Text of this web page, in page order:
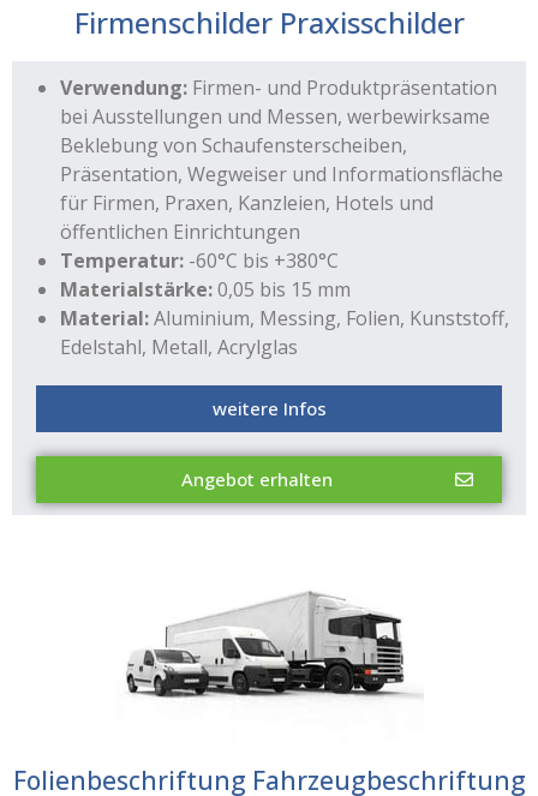
Firmenschilder Praxisschilder
Verwendung: Firmen- und Produktpräsentation
bei Ausstellungen und Messen, werbewirksame
Beklebung von Schaufensterscheiben,
Präsentation, Wegweiser und Informationsfläche
für Firmen, Praxen, Kanzleien, Hotels und
öffentlichen Einrichtungen
Temperatur: -60°C bis +380°C
Materialstärke:0,05 bis 15 mm
Material:Aluminium, Messing, Folien, Kunststoff,
Edelstahl, Metall, Acrylglas
weitere Infos
Angebot erhalten
Folienbeschriftung Fahrzeugbeschriftung